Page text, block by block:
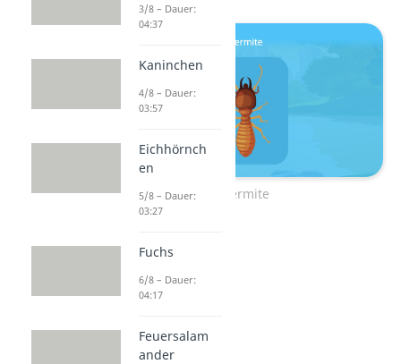
Termite
3/8 – Dauer:
04:37
Kaninchen
4/8 – Dauer:
03:57
Eichhörnch
en
5/8 – Dauer:
03:27
Fuchs
6/8 – Dauer:
04:17
Feuersalam
ander